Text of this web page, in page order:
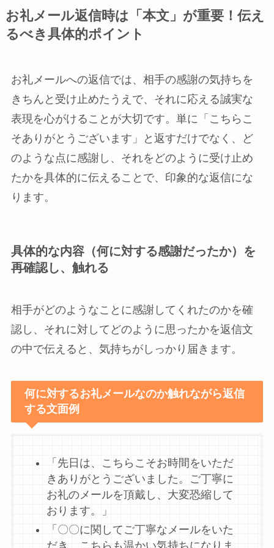
お礼メール返信時は「本文」が重要！伝え
るべき具体的ポイント
お礼メールへの返信では、相手の感謝の気持ちを
きちんと受け止めたうえで、それに応える誠実な
表現を心がけることが大切です。単に「こちらこ
そありがとうございます」と返すだけでなく、ど
のような点に感謝し、それをどのように受け止め
たかを具体的に伝えることで、印象的な返信にな
ります。
具体的な内容（何に対する感謝だったか）を
再確認し、触れる
相手がどのようなことに感謝してくれたのかを確
認し、それに対してどのように思ったかを返信文
の中で伝えると、気持ちがしっかり届きます。
何に対するお礼メールなのか触れながら返信
する文面例
「先日は、こちらこそお時間をいただ
きありがとうございました。ご丁寧に
お礼のメールを頂戴し、大変恐縮して
おります。」
「〇〇に関してご丁寧なメールをいた
だき、こちらも温かい気持ちになりま